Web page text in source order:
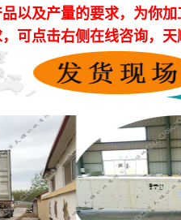
及产量的要求，为你加
点击右侧在线咨询，天